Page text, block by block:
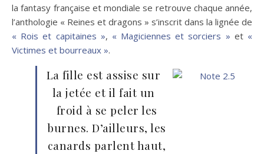
la fantasy française et mondiale se retrouve chaque année,
l’anthologie « Reines et dragons » s’inscrit dans la lignée de
« Rois et capitaines », « Magiciennes et sorciers » et «
Victimes et bourreaux ».
La fille est assise sur
la jetée et il fait un
froid à se peler les
burnes. D’ailleurs, les
canards parlent haut,